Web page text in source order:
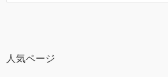
人気ページ